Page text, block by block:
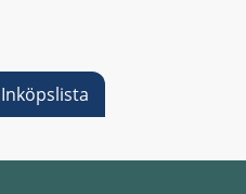
Inköpslista